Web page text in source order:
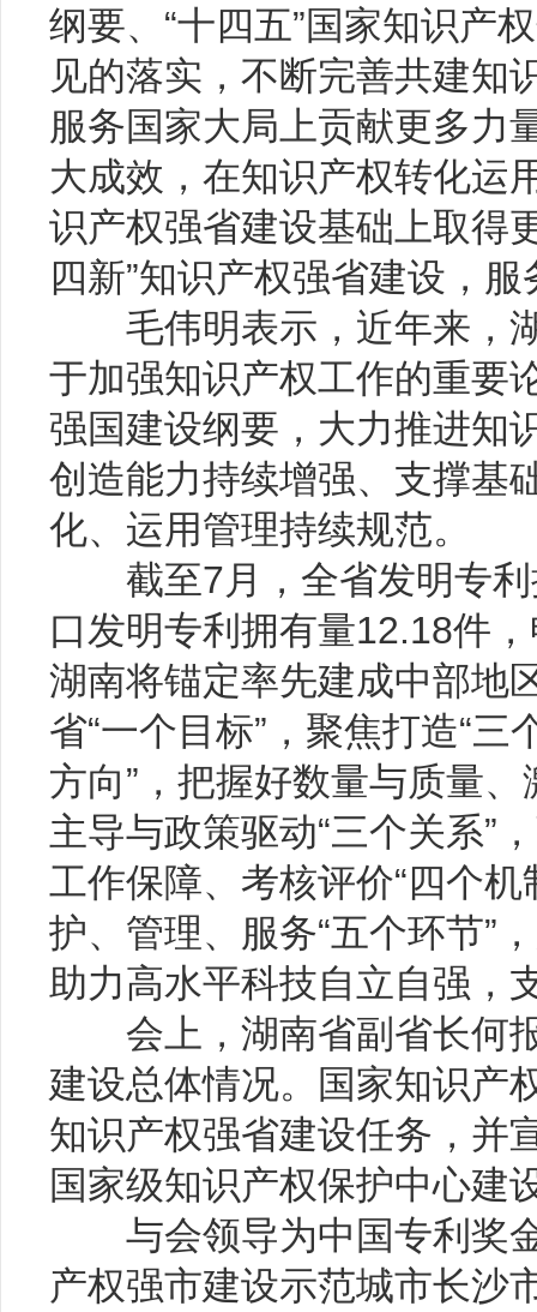
纲要、“十四五”国家知识产
见的落实，不断完善共建知
服务国家大局上贡献更多力
大成效，在知识产权转化运
识产权强省建设基础上取得
四新”知识产权强省建设，
毛伟明表示，近年来，
于加强知识产权工作的重要
强国建设纲要，大力推进知
创造能力持续增强、支撑基
化、运用管理持续规范。
截至7月，全省发明专利
口发明专利拥有量12.18件
湖南将锚定率先建成中部地
省“一个目标”，聚焦打造“三
方向”，把握好数量与质量
主导与政策驱动“三个关系”
工作保障、考核评价“四个
护、管理、服务“五个环节”
助力高水平科技自立自强，
会上，湖南省副省长何
建设总体情况。国家知识产
知识产权强省建设任务，并
国家级知识产权保护中心建
与会领导为中国专利奖
产权强市建设示范城市长沙